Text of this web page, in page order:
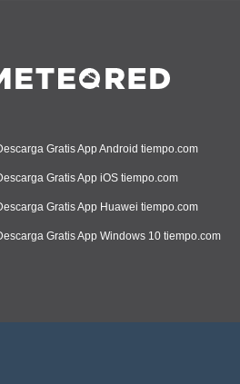
Gratis App Android tiempo.com
Gratis App iOS tiempo.com
Gratis App Huawei tiempo.com
Gratis App Windows 10 tiempo.com